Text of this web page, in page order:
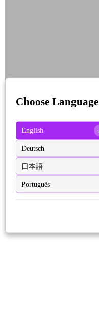
Choose Language
English
Deutsch
日本語
Português